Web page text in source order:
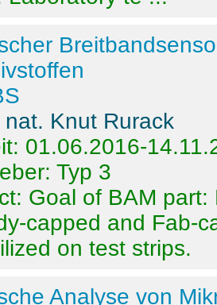
nat. Knut Rurack
01.06.2016-
Typ 3
Goal of BAM
capped and Fab-
on test strips.
Analyse von